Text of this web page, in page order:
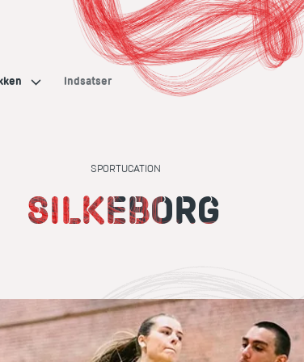
Indsatser
SPORTUCATION
SILKEBORG